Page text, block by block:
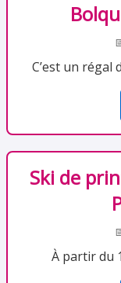
C’est un régal
Ski de
À partir du